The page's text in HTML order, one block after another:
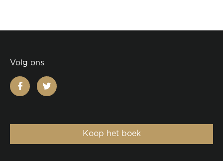
Volg ons
facebooktwitter
Koop het boek